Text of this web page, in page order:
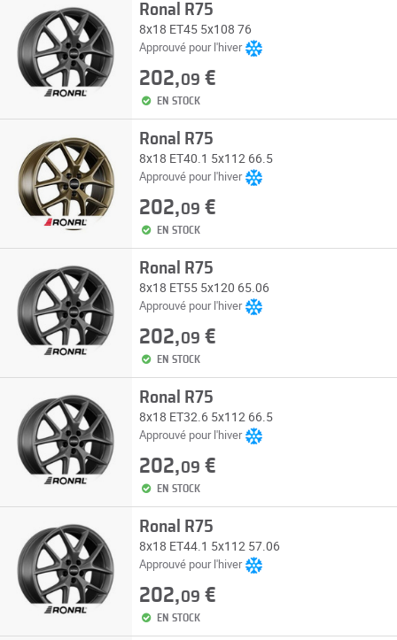
Ronal R75
8x18 ET45 5x108 76
Approuvé pour l'hiver
202,09 €
EN STOCK
Ronal R75
8x18 ET40.1 5x112 66.5
Approuvé pour l'hiver
202,09 €
EN STOCK
Ronal R75
8x18 ET55 5x120 65.06
Approuvé pour l'hiver
202,09 €
EN STOCK
Ronal R75
8x18 ET32.6 5x112 66.5
Approuvé pour l'hiver
202,09 €
EN STOCK
Ronal R75
8x18 ET44.1 5x112 57.06
Approuvé pour l'hiver
202,09 €
EN STOCK